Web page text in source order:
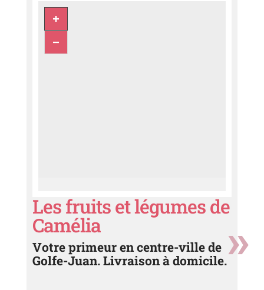
Les fruits et légumes de
Camélia
Votre primeur en centre-ville de
Golfe-Juan. Livraison à domicile.